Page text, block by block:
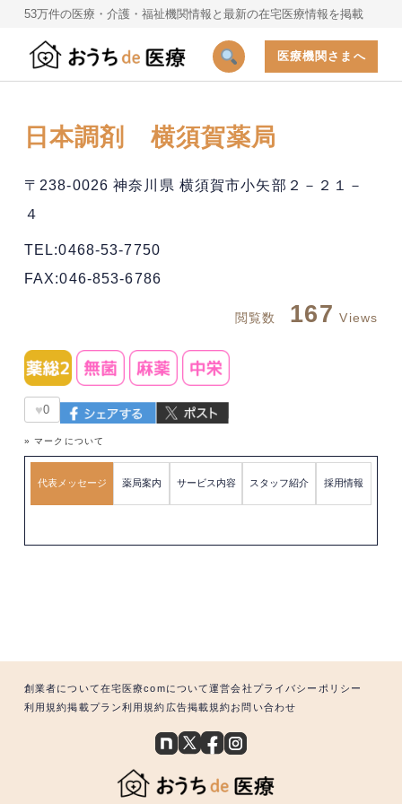
53万件の医療・介護・福祉機関情報と最新の在宅医療情報を掲載
医療機関さまへ
日本調剤 横須賀薬局
〒238-0026 神奈川県 横須賀市小矢部２－２１－
４
TEL:0468-53-7750
FAX:046-853-6786
閲覧数 167 Views
♥0
» マークについて
代表メッセージ 薬局案内 サービス内容 スタッフ紹介 採用情報
創業者について在宅医療comについて運営会社 プライバシーポリシー
利用規約掲載プラン利用規約 広告掲載規約お問い合わせ